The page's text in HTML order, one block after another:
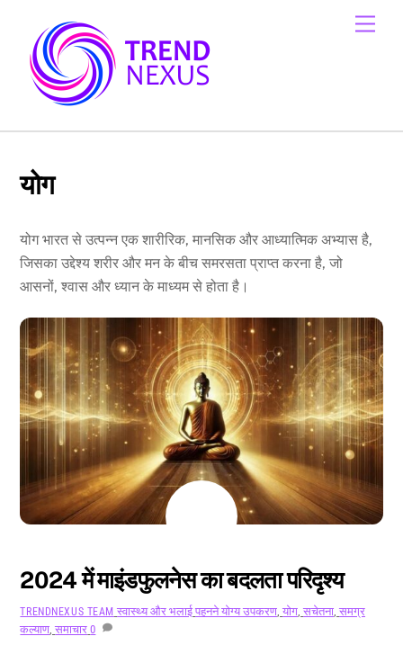
content
योग
योग भारत से उत्पन्न एक शारीरिक, मानसिक और आध्यात्मिक अभ्यास है,
जिसका उद्देश्य शरीर और मन के बीच समरसता प्राप्त करना है, जो
आसनों, श्वास और ध्यान के माध्यम से होता है।
2024 में माइंडफुलनेस का बदलता परिदृश्य
TRENDNEXUS TEAM स्वास्थ्य और भलाई पहनने योग्य उपकरण,योग,सचेतना,समग्र
कल्याण,समाचार 0